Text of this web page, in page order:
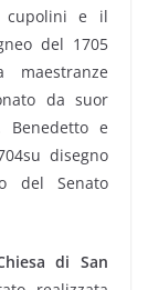
cupolini e il
del 1705
da suor
Benedetto e
disegno
del Senato
di San